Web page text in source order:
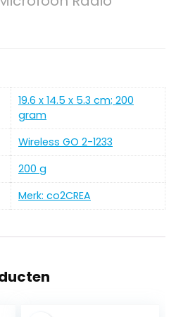
‎19.6 x 14.5 x 5.3 cm; 200
gram
‎Wireless GO 2-1233
‎200 g
Merk: co2CREA